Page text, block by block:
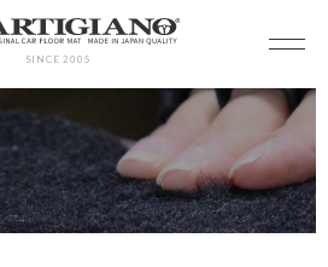
SINCE 2005